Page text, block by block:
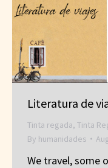
Literatura de
Tinta regada, Tinta
By humanidades
We travel, some